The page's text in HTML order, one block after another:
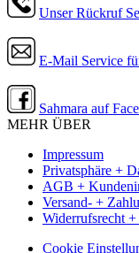
Unser Rückruf
E-Mail Service
Sahmara auf
MEHR ÜBER
Impressum
Privatsphäre +
AGB +
Versand- +
Widerrufsrecht
Cookie